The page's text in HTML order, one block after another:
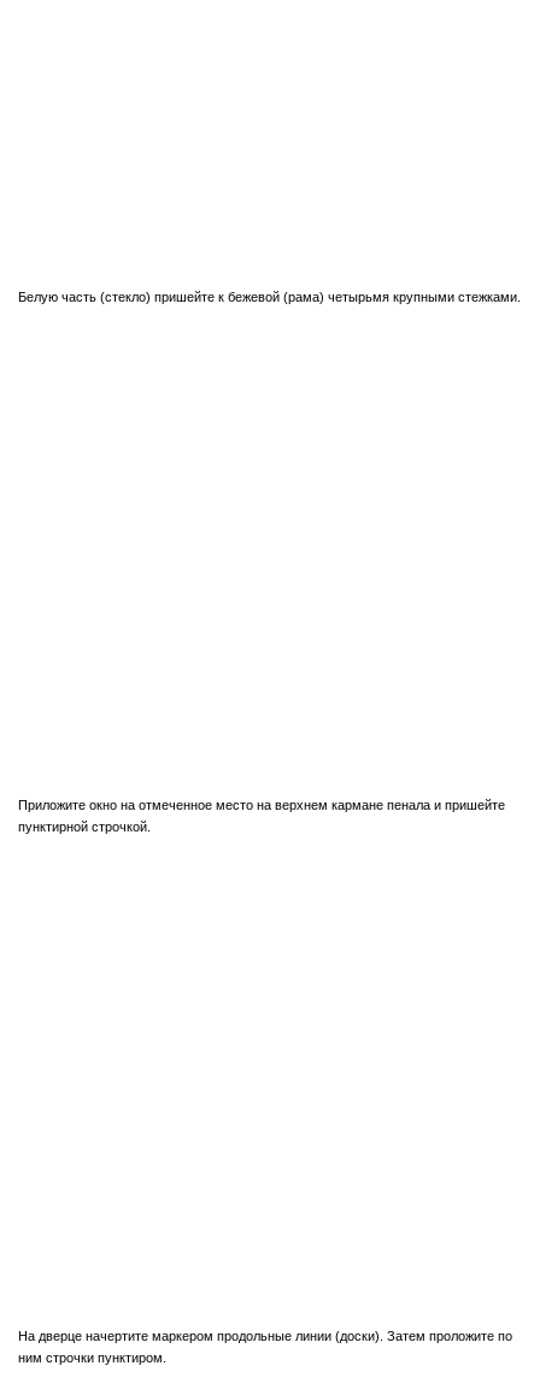
Белую часть (стекло) пришейте к бежевой (рама) четырьмя крупными стежками.
Приложите окно на отмеченное место на верхнем кармане пенала и пришейте
пунктирной строчкой.
На дверце начертите маркером продольные линии (доски). Затем проложите по
ним строчки пунктиром.